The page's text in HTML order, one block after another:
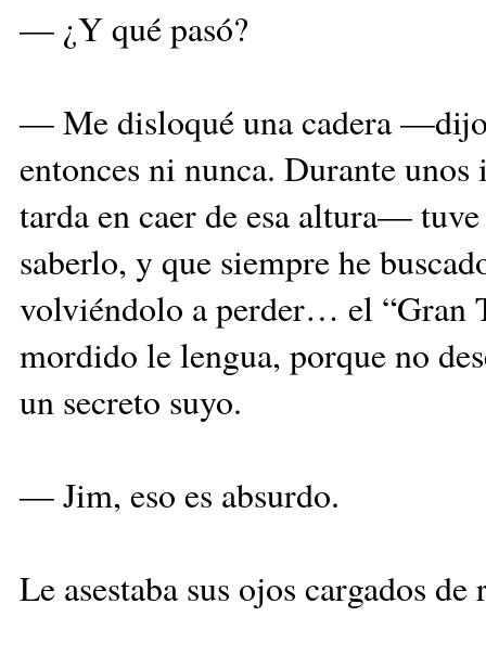
— ¿Y qué pasó?
— Me disloqué una cadera
entonces ni nunca. Durante
tarda en caer de esa altura—
saberlo, y que siempre he
volviéndolo a perder… el “Gran
mordido le lengua, porque no
un secreto suyo.
— Jim, eso es absurdo.
Le asestaba sus ojos cargados